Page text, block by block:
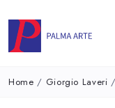
Home / Giorgio Laveri /